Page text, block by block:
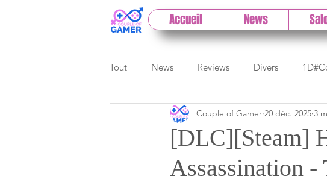
Accueil News
Tout News Reviews Divers
Previews Cloud Test indé
Paris Games Week Early Access
[DLC][Steam]
Assassination -
Couple of Gamer 20 déc. 2025 3